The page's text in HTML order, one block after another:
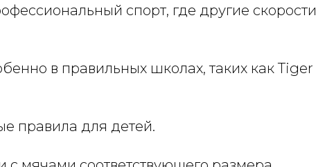
спорт, где другие скорости
в правильных школах, таких как Tiger
правила для детей.